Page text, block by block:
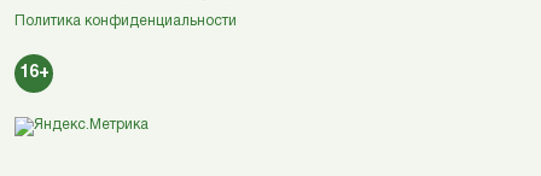
Политика конфиденциальности
16+